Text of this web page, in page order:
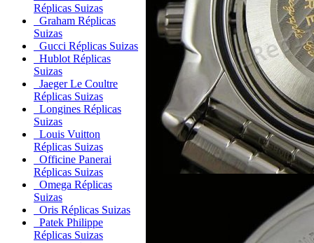
Réplicas Suizas
Graham Réplicas
Suizas
Gucci Réplicas Suizas
Hublot Réplicas
Suizas
Jaeger Le Coultre
Réplicas Suizas
Longines Réplicas
Suizas
Louis Vuitton
Réplicas Suizas
Officine Panerai
Réplicas Suizas
Omega Réplicas
Suizas
Oris Réplicas Suizas
Patek Philippe
Réplicas Suizas